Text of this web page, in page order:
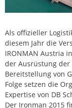
Als offizieller
diesem Jahr die
IRONMAN Austria
der Ausrüstung
Bereitstellung von
Folge setzen die
Expertise von DB
Der Ironman 2015